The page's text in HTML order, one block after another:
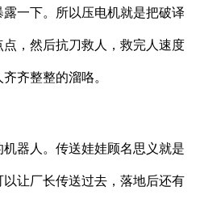
一下。所以压电机就是把破译
，然后抗刀救人，救完人速度
齐整整的溜咯。
器人。传送娃娃顾名思义就是
让厂长传送过去，落地后还有